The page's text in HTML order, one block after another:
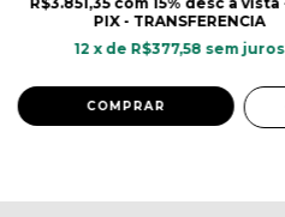
PIX - TRANSFERENCIA
12 x de R$377,58 sem juros
COMPRAR